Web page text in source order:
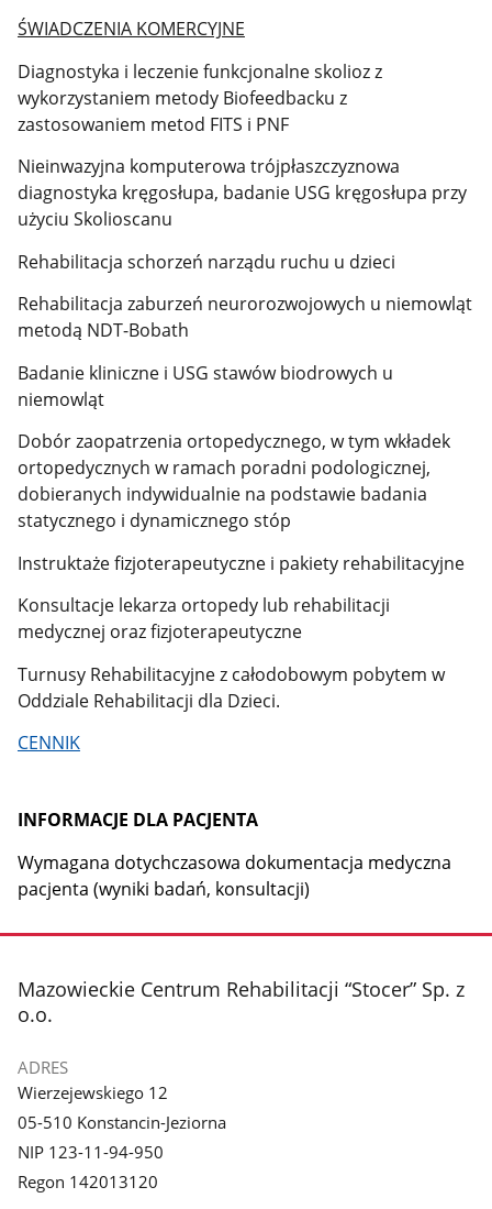
ŚWIADCZENIA KOMERCYJNE
Diagnostyka i leczenie funkcjonalne skolioz z
wykorzystaniem metody Biofeedbacku z
zastosowaniem metod FITS i PNF
Nieinwazyjna komputerowa trójpłaszczyznowa
diagnostyka kręgosłupa, badanie USG kręgosłupa przy
użyciu Skolioscanu
Rehabilitacja schorzeń narządu ruchu u dzieci
Rehabilitacja zaburzeń neurorozwojowych u niemowląt
metodą NDT-Bobath
Badanie kliniczne i USG stawów biodrowych u
niemowląt
Dobór zaopatrzenia ortopedycznego, w tym wkładek
ortopedycznych w ramach poradni podologicznej,
dobieranych indywidualnie na podstawie badania
statycznego i dynamicznego stóp
Instruktaże fizjoterapeutyczne i pakiety rehabilitacyjne
Konsultacje lekarza ortopedy lub rehabilitacji
medycznej oraz fizjoterapeutyczne
Turnusy Rehabilitacyjne z całodobowym pobytem w
Oddziale Rehabilitacji dla Dzieci.
CENNIK
INFORMACJE DLA PACJENTA
Wymagana dotychczasowa dokumentacja medyczna
pacjenta (wyniki badań, konsultacji)
stopka
Mazowieckie Centrum Rehabilitacji “Stocer” Sp. z
o.o.
ADRES
Wierzejewskiego 12
05-510 Konstancin-Jeziorna
NIP 123-11-94-950
Regon 142013120